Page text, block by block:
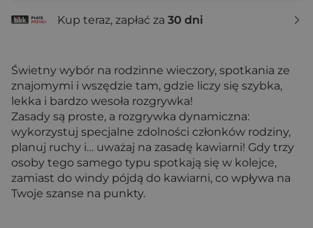
Kup teraz, zapłać za 30 dni
Świetny wybór na rodzinne wieczory, spotkania ze
znajomymi i wszędzie tam, gdzie liczy się szybka,
lekka i bardzo wesoła rozgrywka!
Zasady są proste, a rozgrywka dynamiczna:
wykorzystuj specjalne zdolności członków rodziny,
planuj ruchy i… uważaj na zasadę kawiarni! Gdy trzy
osoby tego samego typu spotkają się w kolejce,
zamiast do windy pójdą do kawiarni, co wpływa na
Twoje szanse na punkty.